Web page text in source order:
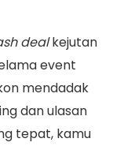
dealkejutan
event
mendadak
dan ulasan
tepat, kamu